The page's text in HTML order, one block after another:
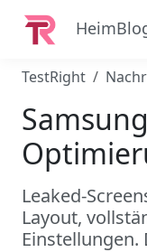
Heim
TestRight
Leaked-
Layout,
Einstellungen.